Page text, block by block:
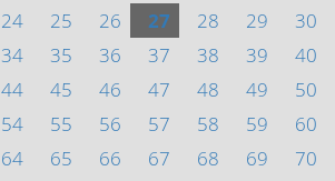
24 25 26 27 28 29
30
34 35 36 37 38 39
40
44 45 46 47 48 49
50
54 55 56 57 58 59
60
64 65 66 67 68 69
70